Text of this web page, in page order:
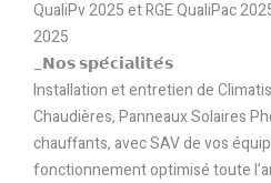
QualiPv 2025 et RGE QualiPac
2025
_𝗡𝗼𝘀 𝘀𝗽𝗲́𝗰𝗶𝗮𝗹𝗶𝘁𝗲́𝘀
Installation et entretien de
Chaudières, Panneaux Solaires
chauffants, avec SAV de vos
fonctionnement optimisé toute